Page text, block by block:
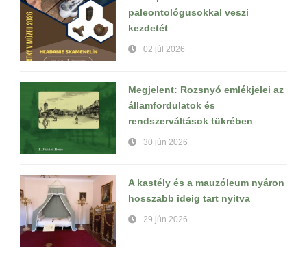
paleontológusokkal veszi
kezdetét
02 júl 2026
Megjelent: Rozsnyó emlékjelei az
államfordulatok és
rendszerváltások tükrében
30 jún 2026
A kastély és a mauzóleum nyáron
hosszabb ideig tart nyitva
29 jún 2026